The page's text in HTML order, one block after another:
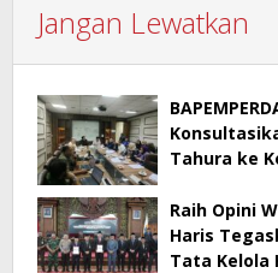
Jangan Lewatkan
Tahura ke
Raih Opini
Haris
Tata Kelola